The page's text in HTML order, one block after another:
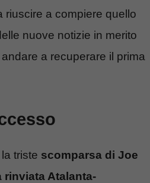
riuscire a compiere quello
nuove notizie in merito
a recuperare il prima
triste scomparsa di Joe
rinviata Atalanta-